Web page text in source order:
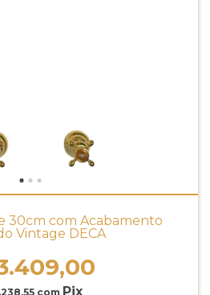
30cm com Acabamento
Vintage DECA
com